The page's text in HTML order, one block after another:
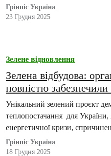
Грінпіс Україна
23 Грудня 2025
Зелене відновлення
Зелена відбудова:
повністю
багатоквартирний
тепловими насосами
Унікальний зелений проєкт
теплопостачання для
енергетичної кризи,
Грінпіс Україна
18 Грудня 2025